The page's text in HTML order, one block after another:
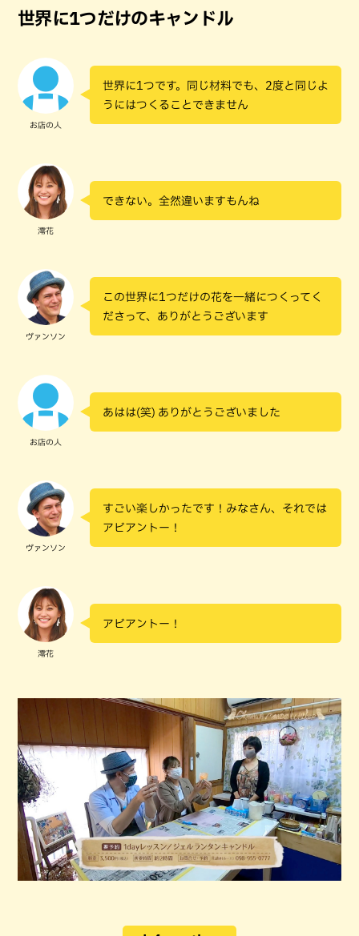
世界に1つだけのキャンドル
お店の人
世界に1つです。同じ材料でも、2度と同じよ
うにはつくることできません
澪花
できない。全然違いますもんね
ヴァンソン
この世界に1つだけの花を一緒につくってく
ださって、ありがとうございます
お店の人
あはは(笑) ありがとうございました
ヴァンソン
すごい楽しかったです！みなさん、それでは
アビアントー！
澪花
アビアントー！